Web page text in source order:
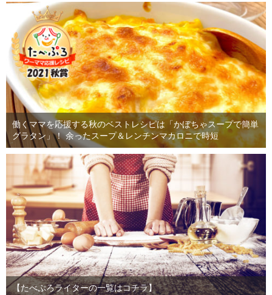
働くママを応援する秋のベストレシピは「かぼちゃスープで簡単
グラタン」！ 余ったスープ＆レンチンマカロニで時短
【たべぷろライターの一覧はコチラ】